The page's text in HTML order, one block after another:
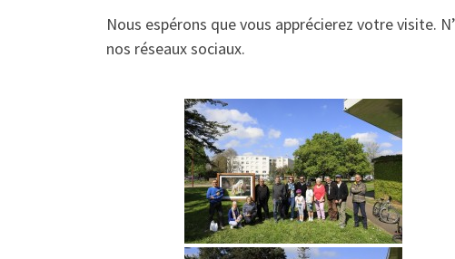
Nous espérons que vous apprécierez votre visite.
nos réseaux sociaux.